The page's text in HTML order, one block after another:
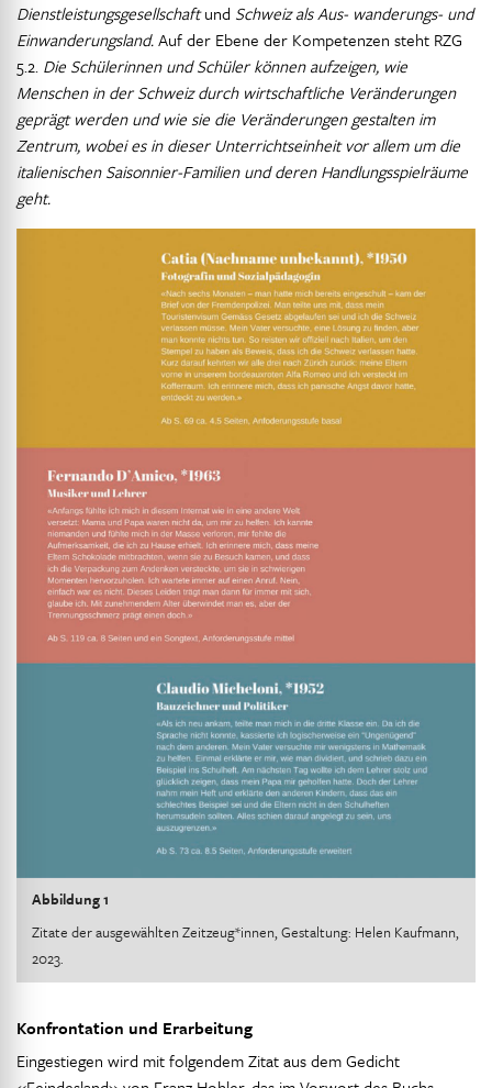
Dienstleistungsgesellschaftund Schweiz als Aus- wanderungs- und
Einwanderungsland.Auf der Ebene der Kompetenzen steht RZG
5.2. Die Schülerinnen und Schüler können aufzeigen, wie
Menschen in der Schweiz durch wirtschaftliche Veränderungen
geprägt werden und wie sie die Veränderungen gestalten im
Zentrum, wobei es in dieser Unterrichtseinheit vor allem um die
italienischen Saisonnier-Familien und deren Handlungsspielräume
geht.
Abbildung 1
Zitate der ausgewählten Zeitzeug*innen, Gestaltung: Helen Kaufmann,
2023.
Konfrontation und Erarbeitung
Eingestiegen wird mit folgendem Zitat aus dem Gedicht